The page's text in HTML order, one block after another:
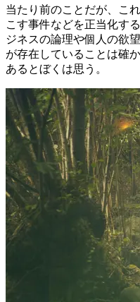
当たり前のことだが、こ
こす事件などを正当化す
ジネスの論理や個人の欲
が存在していることは確
あるとぼくは思う。